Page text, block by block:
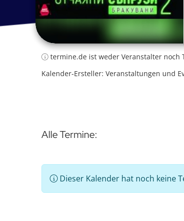
termine.de ist weder Veranstalter noch
Kalender-Ersteller: Veranstaltungen und
Alle Termine:
Dieser Kalender hat noch keine